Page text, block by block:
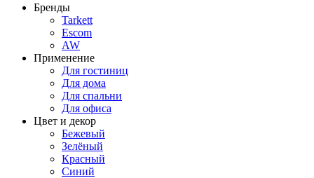
Бренды
Tarkett
Escom
AW
Применение
Для гостиниц
Для дома
Для спальни
Для офиса
Цвет и декор
Бежевый
Зелёный
Красный
Синий